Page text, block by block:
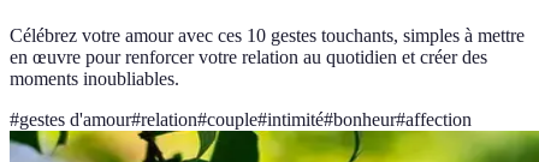
Célébrez votre amour avec ces 10 gestes touchants, simples à mettre
en œuvre pour renforcer votre relation au quotidien et créer des
moments inoubliables.
#gestes d'amour#relation#couple#intimité#bonheur#affection